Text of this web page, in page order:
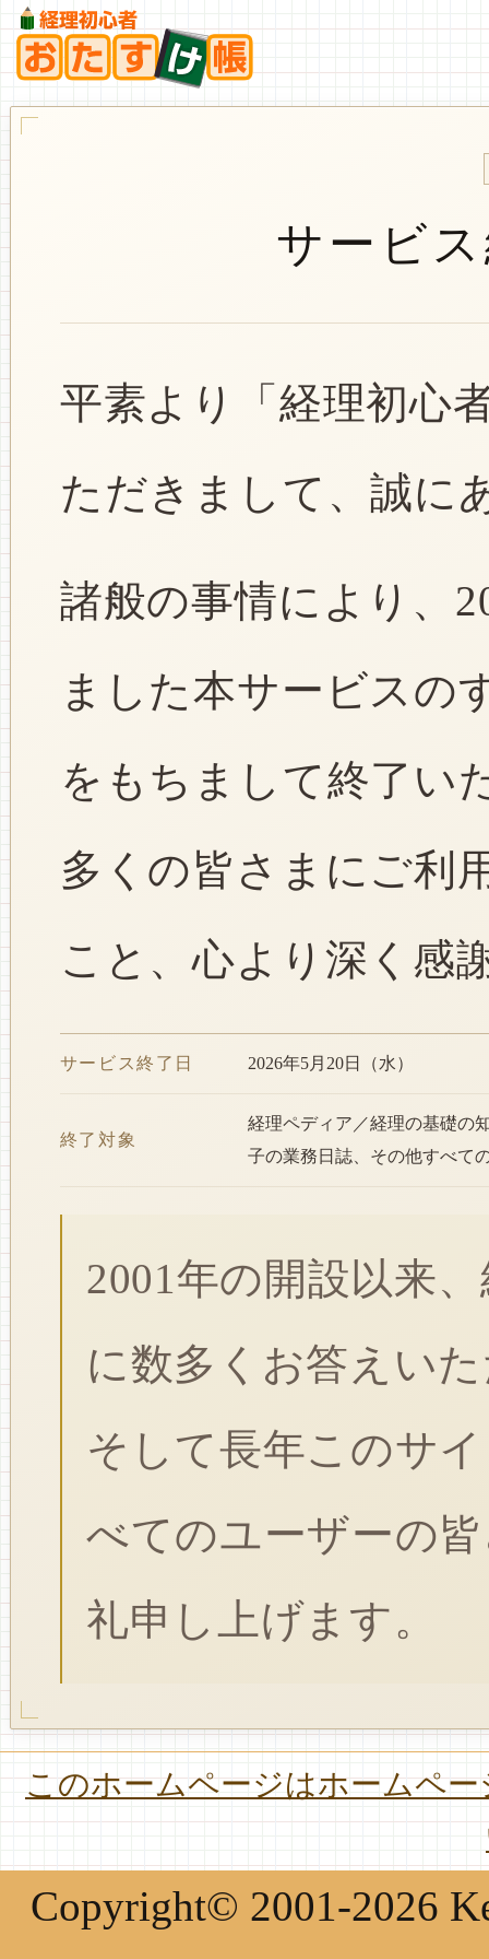
サービ
平素より「経理初心
ただきまして、誠に
諸般の事情により、
ました本サービスの
をもちまして終了い
多くの皆さまにご利
こと、心より深く感
サービス終了日 2026年5月20日（水）
終了対象
経理ペディア／経理の基礎の
子の業務日誌、その他すべて
2001年の開設以来
に数多くお答えい
そして長年このサ
べてのユーザーの
礼申し上げます。
このホームページはホームペ
Copyright© 2001-2026